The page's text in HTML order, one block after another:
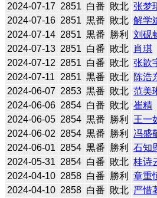
2024-07-17 2851 白番 敗北 张梦
2024-07-16 2851 黒番 敗北 解学
2024-07-14 2851 黒番 勝利 刘砚
2024-07-13 2851 白番 敗北 肖琪
2024-07-12 2851 白番 敗北 张歆
2024-07-11
2851 黒番 敗北 陈浩
2024-06-07 2853 黒番 敗北 范美
2024-06-06 2854 白番 敗北 崔精
2024-06-05 2854 黒番 勝利 王一
2024-06-02 2854 黒番 勝利 冯盛
2024-06-01 2854 黒番 勝利 石知
2024-05-31 2854 白番 敗北 桂诗
2024-04-10 2858 白番 勝利 章重
2024-04-10 2858 白番 敗北 严惜